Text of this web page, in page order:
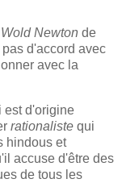
Newton de
d'accord avec
avec la
est d'origine
rationaliste qui
hindous et
accuse d'être des
de tous les